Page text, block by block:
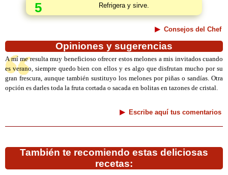
5 Refrigera y sirve.
Consejos del Chef
Opiniones y sugerencias
A mí me resulta muy beneficioso ofrecer estos melones a mis invitados cuando
es verano, siempre quedo bien con ellos y es algo que disfrutan mucho por su
gran frescura, aunque también sustituyo los melones por piñas o sandías. Otra
opción es darles toda la fruta cortada o sacada en bolitas en tazones de cristal.
Escribe aquí tus comentarios
También te recomiendo estas deliciosas
recetas: